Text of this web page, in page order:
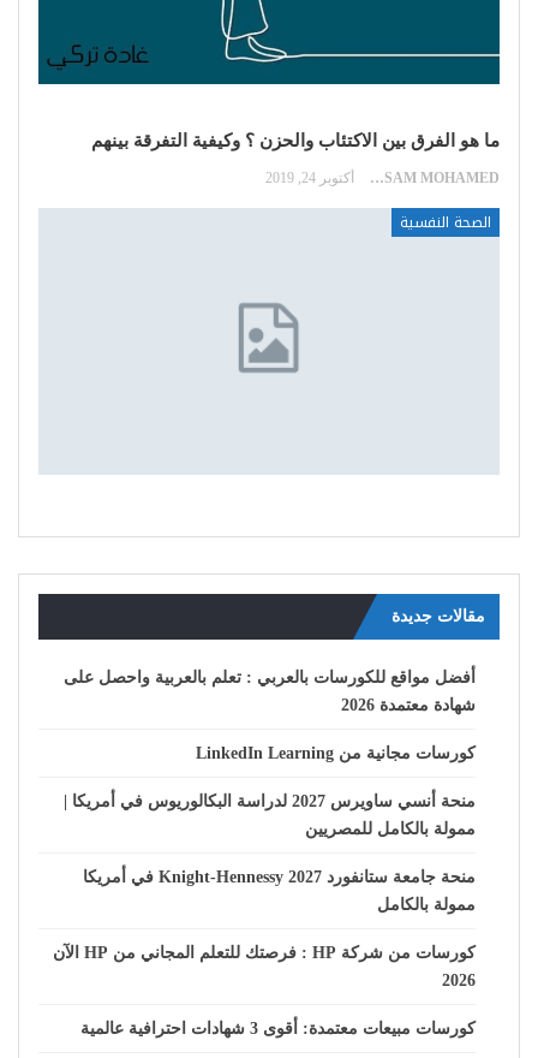
ما هو الفرق بين الاكتئاب والحزن ؟ وكيفية التفرقة بينهم
HOSSAM MOHAMED أكتوبر 24, 2019
الصحة النفسية
مقالات جديدة
أفضل مواقع للكورسات بالعربي : تعلم بالعربية واحصل على
شهادة معتمدة 2026
كورسات مجانية من LinkedIn Learning
منحة أنسي ساويرس 2027 لدراسة البكالوريوس في أمريكا |
ممولة بالكامل للمصريين
منحة جامعة ستانفورد Knight-Hennessy 2027 في أمريكا
ممولة بالكامل
كورسات من شركة HP : فرصتك للتعلم المجاني من HP الآن
2026
كورسات مبيعات معتمدة: أقوى 3 شهادات احترافية عالمية